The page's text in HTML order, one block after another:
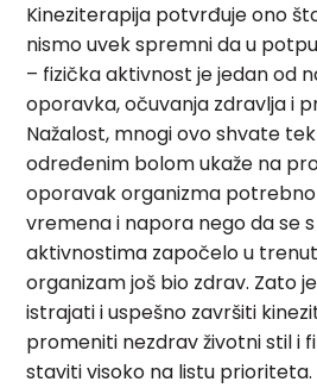
Kineziterapija potvrđuje ono
nismo uvek spremni da u
– fizička aktivnost je jedan od
oporavka, očuvanja zdravlja i
Nažalost, mnogi ovo shvate
određenim bolom ukaže na
oporavak organizma
vremena i napora nego da se
aktivnostima započelo u
organizam još bio zdrav. Zato
istrajati i uspešno završiti
promeniti nezdrav životni stil i
staviti visoko na listu prioriteta.